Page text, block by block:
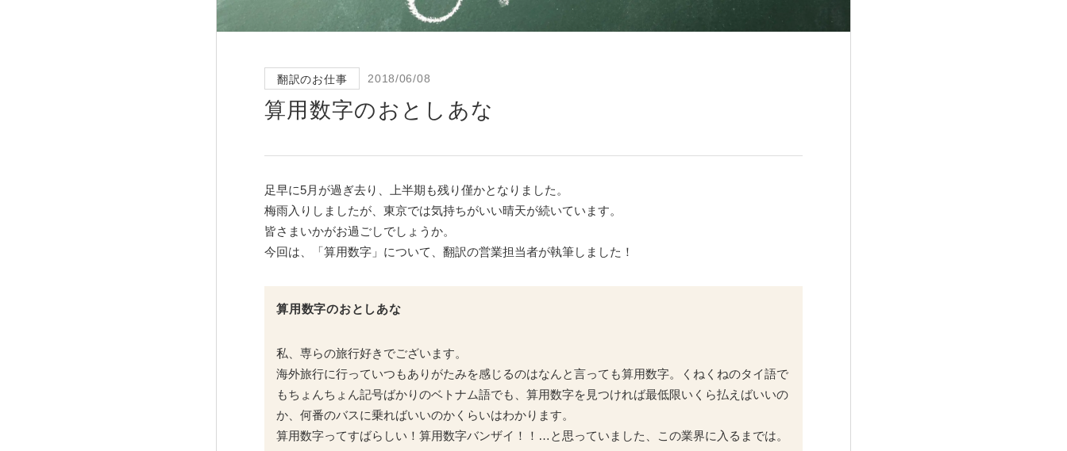
翻訳のお仕事 2018/06/08
算用数字のおとしあな
足早に5月が過ぎ去り、上半期も残り僅かとなりました。
梅雨入りしましたが、東京では気持ちがいい晴天が続いています。
皆さまいかがお過ごしでしょうか。
今回は、「算用数字」について、翻訳の営業担当者が執筆しました！
算用数字のおとしあな
私、専らの旅行好きでございます。
海外旅行に行っていつもありがたみを感じるのはなんと言っても算用数字。くねくねのタイ語で
もちょんちょん記号ばかりのベトナム語でも、算用数字を見つければ最低限いくら払えばいいの
か、何番のバスに乗ればいいのかくらいはわかります。
算用数字ってすばらしい！算用数字バンザイ！！…と思っていました、この業界に入るまでは。